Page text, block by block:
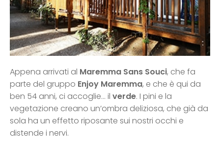
Appena arrivati al Maremma Sans Souci, che fa
parte del gruppo Enjoy Maremma, e che è qui da
ben 54 anni, ci accoglie… il verde. I pini e la
vegetazione creano un’ombra deliziosa, che già da
sola ha un effetto riposante sui nostri occhi e
distende i nervi.